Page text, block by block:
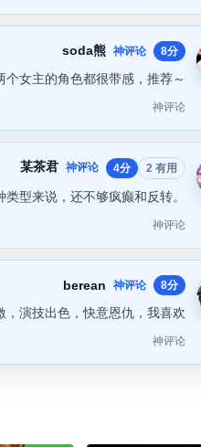
soda熊 神评论 8分
个女主的角色都很带感，推荐～
神评论
某茶君 神评论 4分 2 有用
型来说，还不够疯癫和反转。
神评论
berean 神评论 8分
，演技出色，快意恩仇，我喜欢
神评论